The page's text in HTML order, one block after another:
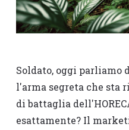
Soldato, oggi
l'arma segreta che sta
di battaglia
esattamente? Il